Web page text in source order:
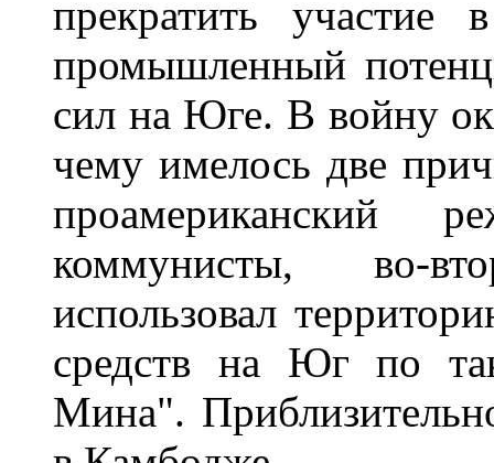
прекратить участие
промышленный
сил на Юге. В войну
чему имелось две
проамериканский
коммунисты, во-
использовал
средств на Юг по
Мина".